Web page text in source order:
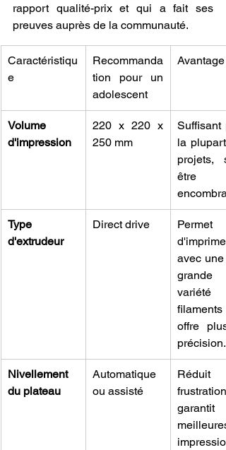
rapport qualité-prix et qui a fait ses
preuves auprès de la communauté.
Caractéristiqu
e
Recommanda
tion pour un
adolescent
Avantage
Volume
d'impression
220 x 220 x
250 mm
Suffisant
la plupart
projets,
être
Type
d'extrudeur
Direct drive
Permet
d'imprimer
avec une
grande
variété
offre
précision.
Nivellement
du plateau
Automatique
ou assisté
garantit
meilleures